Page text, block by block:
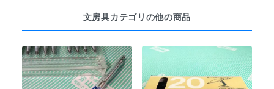
文房具カテゴリの他の商品